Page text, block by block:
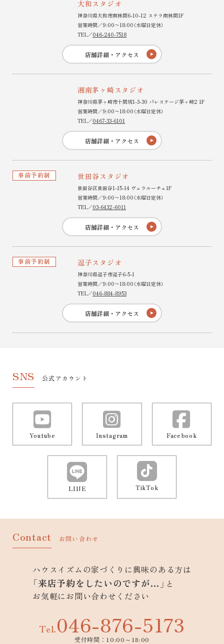
大和スタジオ
神奈川県大和市南林間6-10-12 ステラ南林間1F
営業時間／9:00〜18:00（水曜日定休）
TEL／046-240-7518
店舗詳細・アクセス
湘南茅ヶ崎スタジオ
神奈川県茅ヶ崎市十間坂1-3-30 パレステージ茅ヶ崎2 1F
営業時間／9:00〜18:00（水曜日定休）
TEL／0467-33-6101
店舗詳細・アクセス
事前予約制 世田谷スタジオ
世田谷区世田谷1-15-14 ヴェラルーチェ1F
営業時間／9:00〜18:00（水曜日定休）
TEL／03-6432-6011
店舗詳細・アクセス
事前予約制 逗子スタジオ
神奈川県逗子市逗子6-5-1
営業時間／9:00〜18:00（水曜日定休）
TEL／046-884-8953
店舗詳細・アクセス
SNS 公式アカウント
Youtube Instagram Facebook
LINE TikTok
Contact お問い合わせ
ハウスイズムの家づくりに興味のある方は
「来店予約をしたいのですが…」 と
お気軽にお問い合わせください
Tel.046-876-5173
受付時間：10:00～18:00